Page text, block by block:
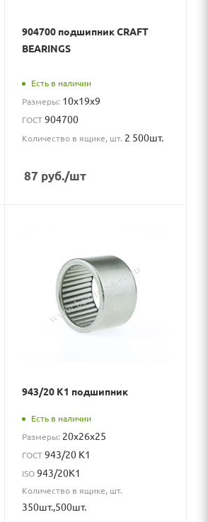
904700 подшипник CRAFT
BEARINGS
Есть в наличии
Размеры: 10x19x9
ГОСТ904700
Количество в ящике, шт. 2 500шт.
87 руб./шт
943/20 К1 подшипник
Есть в наличии
Размеры: 20x26x25
ГОСТ943/20 К1
ISO943/20K1
Количество в ящике, шт.
350шт.,500шт.